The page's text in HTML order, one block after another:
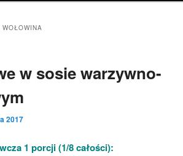
WOŁOWINA
w sosie warzywno-
2017
1 porcji (1/8 całości):